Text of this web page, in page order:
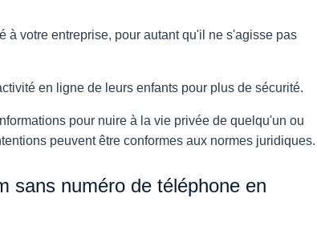
à votre entreprise, pour autant qu'il ne s'agisse pas
en ligne de leurs enfants pour plus de sécurité.
pour nuire à la vie privée de quelqu'un ou
peuvent être conformes aux normes juridiques.
sans numéro de téléphone en